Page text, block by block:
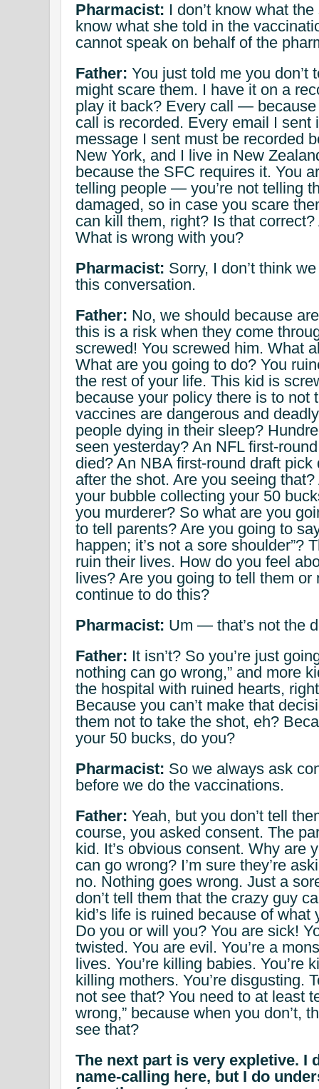
Pharmacist: I don’t know what
know what she told in the
cannot speak on behalf of the
Father: You just told me you don’t
might scare them. I have it on a
play it back? Every call —
call is recorded. Every email I sent
message I sent must be recorded
New York, and I live in New
because the SFC requires it. You
telling people — you’re not telling
damaged, so in case you scare
can kill them, right? Is that
What is wrong with you?
Pharmacist: Sorry, I don’t think
this conversation.
Father: No, we should because
this is a risk when they come
screwed! You screwed him. What
What are you going to do? You
the rest of your life. This kid is
because your policy there is to not
vaccines are dangerous and
people dying in their sleep?
seen yesterday? An NFL first-
died? An NBA first-round draft
after the shot. Are you seeing
your bubble collecting your 50
you murderer? So what are you
to tell parents? Are you going to
happen; it’s not a sore shoulder”?
ruin their lives. How do you feel
lives? Are you going to tell them
continue to do this?
Pharmacist: Um — that’s not the
Father: It isn’t? So you’re just
nothing can go wrong,” and more
the hospital with ruined hearts,
Because you can’t make that
them not to take the shot, eh?
your 50 bucks, do you?
Pharmacist: So we always ask
before we do the vaccinations.
Father: Yeah, but you don’t tell
course, you asked consent. The
kid. It’s obvious consent. Why are
can go wrong? I’m sure they’re
no. Nothing goes wrong. Just a
don’t tell them that the crazy guy
kid’s life is ruined because of
Do you or will you? You are sick!
twisted. You are evil. You’re a
lives. You’re killing babies. You’re
killing mothers. You’re disgusting.
not see that? You need to at least
wrong,” because when you don’t,
see that?
The next part is very expletive. I
name-calling here, but I do